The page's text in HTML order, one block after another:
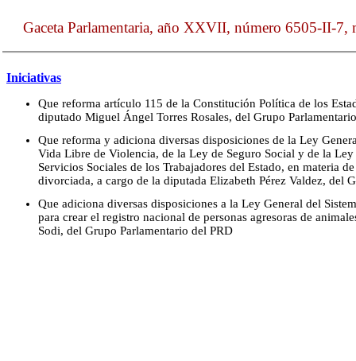
Gaceta Parlamentaria, año XXVII, número 6505-II-7,
Iniciativas
Que reforma artículo 115 de la Constitución Política de los
diputado Miguel Ángel Torres Rosales, del Grupo
Que reforma y adiciona diversas disposiciones de la Ley
Vida Libre de Violencia, de la Ley de Seguro Social y de la
Servicios Sociales de los Trabajadores del Estado, en materia
divorciada, a cargo de la diputada Elizabeth Pérez Valdez, del
Que adiciona diversas disposiciones a la Ley General del
para crear el registro nacional de personas agresoras de
Sodi, del Grupo Parlamentario del PRD